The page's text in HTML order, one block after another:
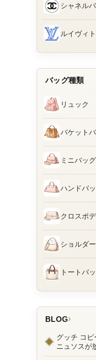
シャネル
ルイヴィ
バッグ種類
リュック
バケット
ミニバッグ
ハンドバ
クロスボ
ショルダ
トートバ
BLOG›
グッチ コ
ニュソスが
力とは？新